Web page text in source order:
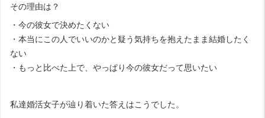
その理由は？
・今の彼女で決めたくない
・本当にこの人でいいのかと疑う気持ちを抱えたまま結婚したく
ない
・もっと比べた上で、やっぱり今の彼女だって思いたい
私達婚活女子が辿り着いた答えはこうでした。